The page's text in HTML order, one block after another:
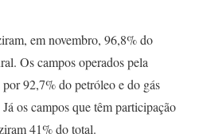
em novembro, 96,8% do
Os campos operados pela
92,7% do petróleo e do gás
os campos que têm participação
41% do total.